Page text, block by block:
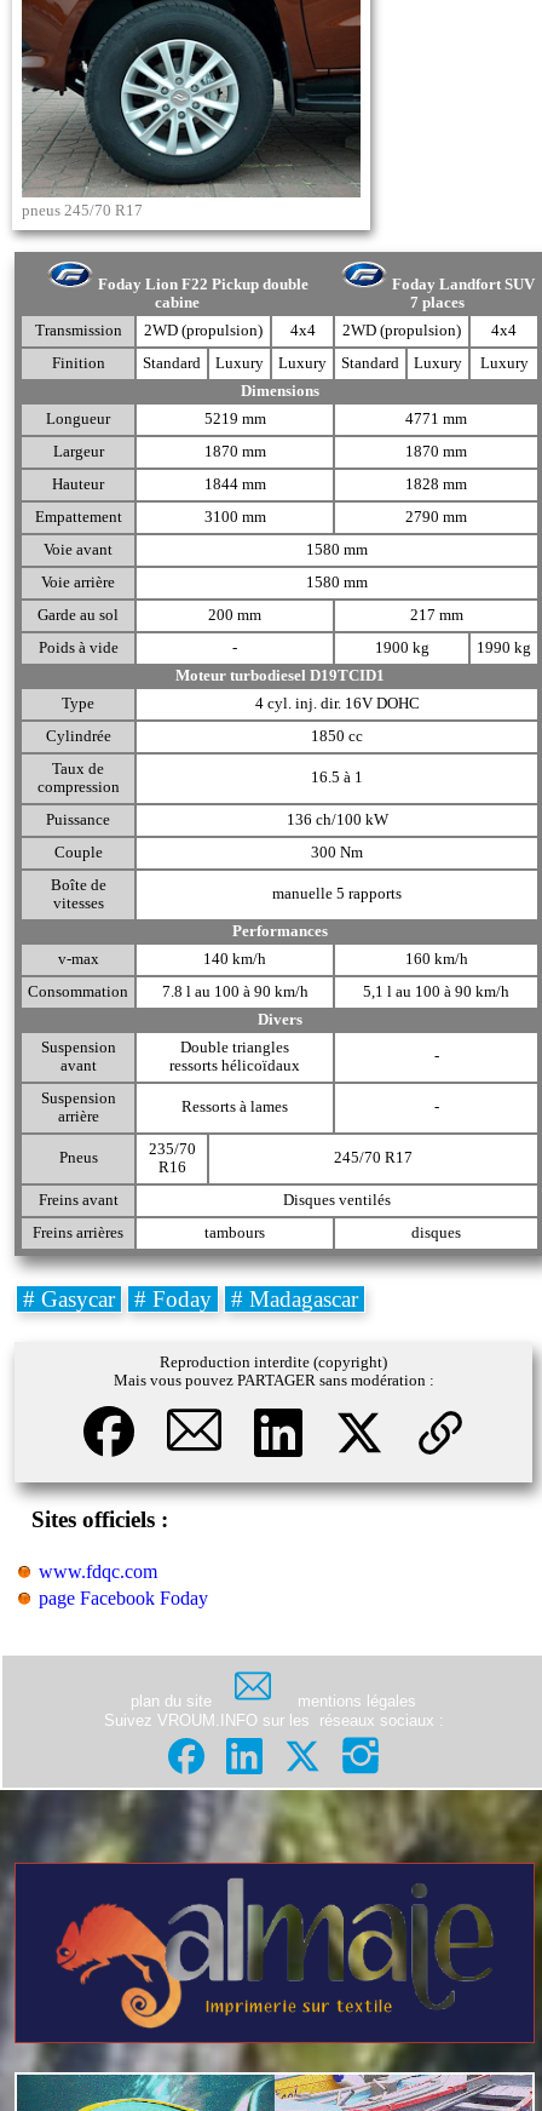
pneus 245/70 R17
Foday Lion F22 Pickup double
cabine
Foday Landfort SUV
7 places
Transmission
2WD (propulsion) 4x4 2WD (propulsion)
4x4
Finition
Standard Luxury Luxury Standard Luxury
Luxury
Dimensions
Longueur
5219 mm
4771 mm
Largeur
1870 mm
1870 mm
Hauteur
1844 mm
1828 mm
Empattement
3100 mm
2790 mm
Voie avant
1580 mm
Voie arrière
1580 mm
Garde au sol
200 mm
217 mm
Poids à vide
- 1900 kg
1990 kg
Moteur turbodiesel D19TCID1
Type
4 cyl. inj. dir. 16V DOHC
Cylindrée
1850 cc
Taux de
compression
16.5 à 1
Puissance
136 ch/100 kW
Couple
300 Nm
Boîte de
vitesses
manuelle 5 rapports
Performances
v-max
140 km/h
160 km/h
Consommation
7.8 l au 100 à 90 km/h
5,1 l au 100 à 90 km/h
Divers
Suspension
avant
Double triangles
ressorts hélicoïdaux
-
Suspension
arrière
Ressorts à lames -
Pneus
235/70
R16
245/70 R17
Freins avant
Disques ventilés
Freins arrières
tambours disques
# Gasycar # Foday # Madagascar
Reproduction interdite (copyright)
Mais vous pouvez PARTAGER sans modération :
Sites officiels :
www.fdqc.com
page Facebook Foday
plan du site
mentions légales
Suivez VROUM.INFO sur les
réseaux sociaux :